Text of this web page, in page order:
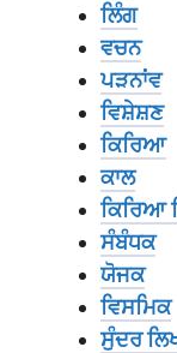
ਲਿੰਗ
ਵਚਨ
ਪੜਨਾਂਵ
ਵਿਸ਼ੇਸ਼ਣ
ਕਿਰਿਆ
ਕਾਲ
ਕਿਰਿਆ
ਸੰਬੰਧਕ
ਯੋਜਕ
ਵਿਸਮਿਕ
ਸੁੰਦਰ